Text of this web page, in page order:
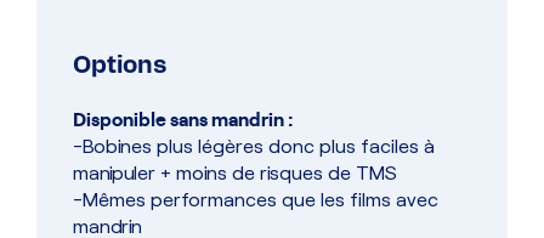
Options
Disponible sans mandrin :
-Bobines plus légères donc plus faciles à
manipuler + moins de risques de TMS
-Mêmes performances que les films avec
mandrin